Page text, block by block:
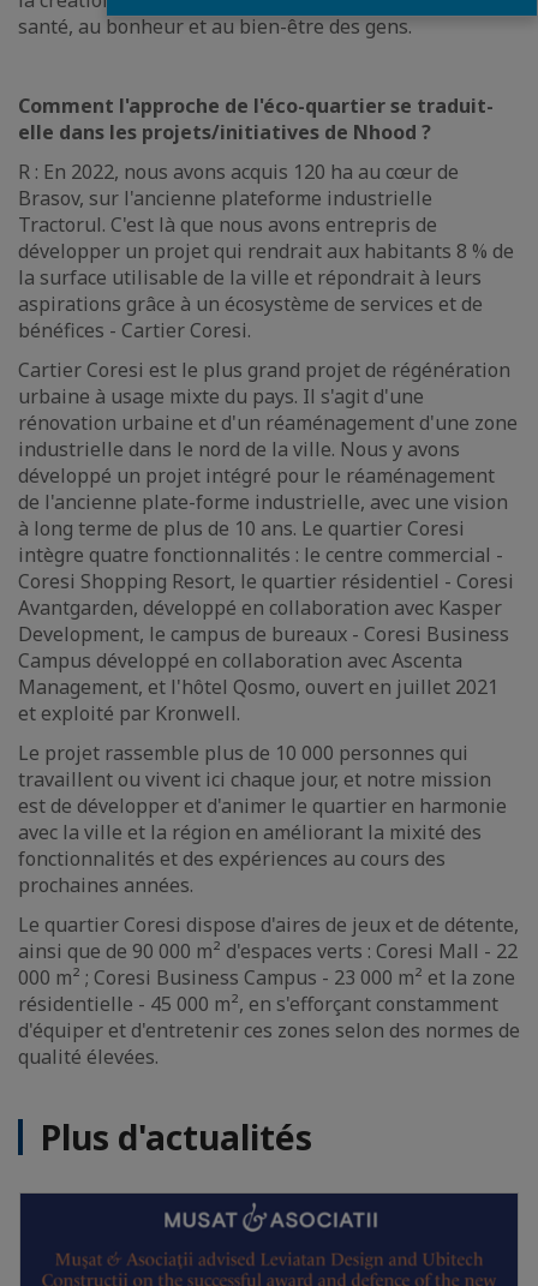
santé, au bonheur et au bien-être des gens.
Comment l'approche de l'éco-quartier se traduit-
elle dans les projets/initiatives de Nhood ?
R : En 2022, nous avons acquis 120 ha au cœur de
Brasov, sur l'ancienne plateforme industrielle
Tractorul. C'est là que nous avons entrepris de
développer un projet qui rendrait aux habitants 8 % de
la surface utilisable de la ville et répondrait à leurs
aspirations grâce à un écosystème de services et de
bénéfices - Cartier Coresi.
Cartier Coresi est le plus grand projet de régénération
urbaine à usage mixte du pays. Il s'agit d'une
rénovation urbaine et d'un réaménagement d'une zone
industrielle dans le nord de la ville. Nous y avons
développé un projet intégré pour le réaménagement
de l'ancienne plate-forme industrielle, avec une vision
à long terme de plus de 10 ans. Le quartier Coresi
intègre quatre fonctionnalités : le centre commercial -
Coresi Shopping Resort, le quartier résidentiel - Coresi
Avantgarden, développé en collaboration avec Kasper
Development, le campus de bureaux - Coresi Business
Campus développé en collaboration avec Ascenta
Management, et l'hôtel Qosmo, ouvert en juillet 2021
et exploité par Kronwell.
Le projet rassemble plus de 10 000 personnes qui
travaillent ou vivent ici chaque jour, et notre mission
est de développer et d'animer le quartier en harmonie
avec la ville et la région en améliorant la mixité des
fonctionnalités et des expériences au cours des
prochaines années.
Le quartier Coresi dispose d'aires de jeux et de détente,
ainsi que de 90 000 m² d'espaces verts : Coresi Mall - 22
000 m² ; Coresi Business Campus - 23 000 m² et la zone
résidentielle - 45 000 m², en s'efforçant constamment
d'équiper et d'entretenir ces zones selon des normes de
qualité élevées.
Plus d'actualités